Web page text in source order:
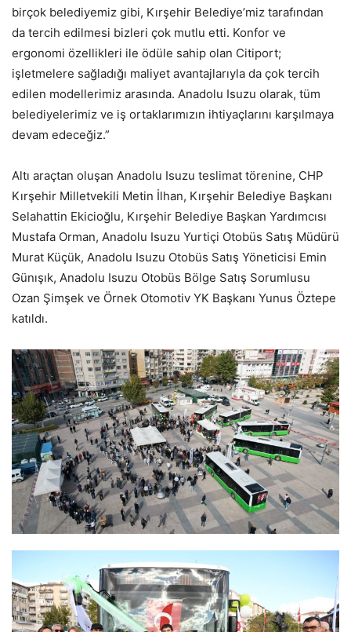
birçok belediyemiz gibi, Kırşehir Belediye’miz tarafından
da tercih edilmesi bizleri çok mutlu etti. Konfor ve
ergonomi özellikleri ile ödüle sahip olan Citiport;
işletmelere sağladığı maliyet avantajlarıyla da çok tercih
edilen modellerimiz arasında. Anadolu Isuzu olarak, tüm
belediyelerimiz ve iş ortaklarımızın ihtiyaçlarını karşılmaya
devam edeceğiz.”
Altı araçtan oluşan Anadolu Isuzu teslimat törenine, CHP
Kırşehir Milletvekili Metin İlhan, Kırşehir Belediye Başkanı
Selahattin Ekicioğlu, Kırşehir Belediye Başkan Yardımcısı
Mustafa Orman, Anadolu Isuzu Yurtiçi Otobüs Satış Müdürü
Murat Küçük, Anadolu Isuzu Otobüs Satış Yöneticisi Emin
Günışık, Anadolu Isuzu Otobüs Bölge Satış Sorumlusu
Ozan Şimşek ve Örnek Otomotiv YK Başkanı Yunus Öztepe
katıldı.